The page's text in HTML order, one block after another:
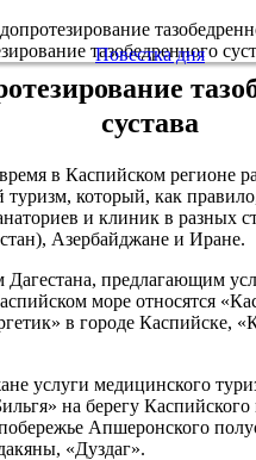
Повестка дня
сустава
в Каспийском регионе
который, как
и клиник в разных
Азербайджане и Иране.
Дагестана, предлагающим
море относятся
в городе Каспийске,
услуги медицинского
на берегу
Апшеронского
«Дуздаг».